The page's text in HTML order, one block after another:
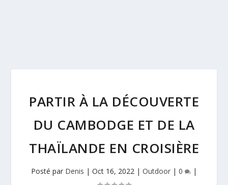
PARTIR À LA DÉCOUVERTE
DU CAMBODGE ET DE LA
THAÏLANDE EN CROISIÈRE
Posté par Denis | Oct 16, 2022 | Outdoor | 0 |